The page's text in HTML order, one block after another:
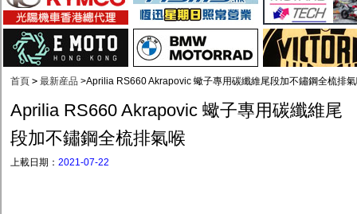
首頁 > 最新産品 >Aprilia RS660 Akrapovic 蠍子專用碳纖維尾段加不鏽鋼全梳排
Aprilia RS660 Akrapovic 蠍子專用碳纖維尾
段加不鏽鋼全梳排氣喉
上載日期： 2021-07-22